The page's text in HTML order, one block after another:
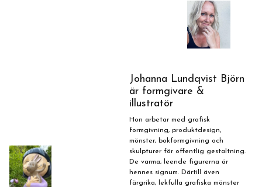
Johanna Lundqvist Björn
är formgivare &
illustratör
Hon arbetar med grafisk
formgivning, produktdesign,
mönster, bokformgivning och
skulpturer för offentlig gestaltning.
De varma, leende figurerna är
hennes signum. Därtill även
färgrika, lekfulla grafiska mönster